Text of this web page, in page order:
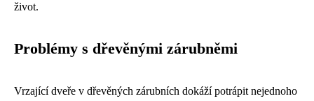
život.
Problémy s dřevěnými zárubněmi
Vrzající dveře v dřevěných zárubních dokáží potrápit nejednoho